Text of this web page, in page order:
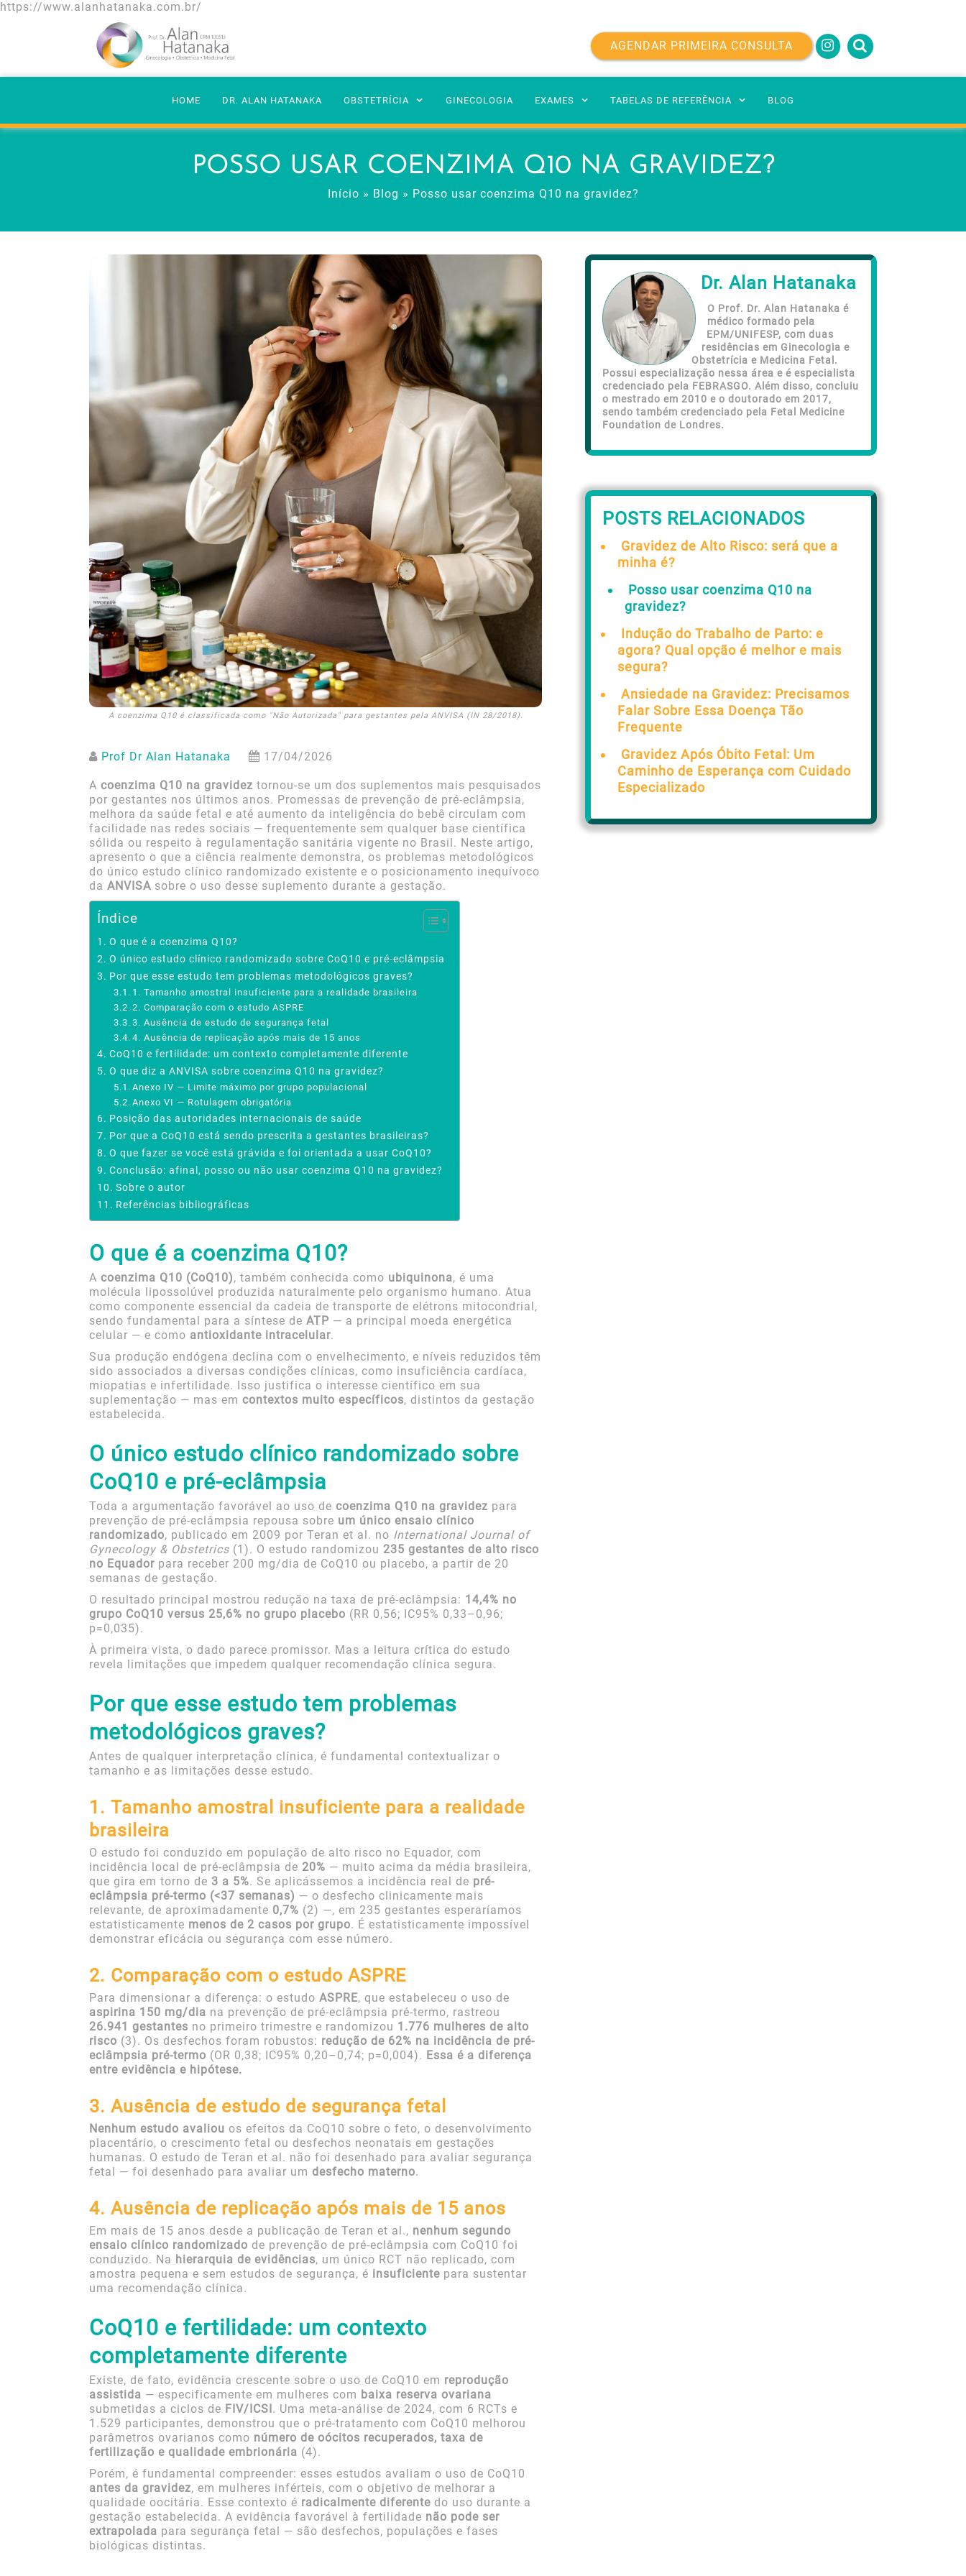
https://www.alanhatanaka.com.br/
AGENDAR PRIMEIRA CONSULTA
HOME DR. ALAN HATANAKA OBSTETRÍCIA GINECOLOGIA EXAMES TABELAS DE REFERÊNCIA BLOG
POSSO USAR COENZIMA Q10 NA GRAVIDEZ?
Início » Blog » Posso usar coenzima Q10 na gravidez?
A coenzima Q10 é classificada como "Não Autorizada" para gestantes pela ANVISA (IN 28/2018).
Prof Dr Alan Hatanaka 17/04/2026
A coenzima Q10 na gravidez tornou-se um dos suplementos mais pesquisados
por gestantes nos últimos anos. Promessas de prevenção de pré-eclâmpsia,
melhora da saúde fetal e até aumento da inteligência do bebê circulam com
facilidade nas redes sociais — frequentemente sem qualquer base científica
sólida ou respeito à regulamentação sanitária vigente no Brasil. Neste artigo,
apresento o que a ciência realmente demonstra, os problemas metodológicos
do único estudo clínico randomizado existente e o posicionamento inequívoco
da ANVISA sobre o uso desse suplemento durante a gestação.
Índice
O que é a coenzima Q10?
O único estudo clínico randomizado sobre CoQ10 e pré-eclâmpsia
Por que esse estudo tem problemas metodológicos graves?
1. Tamanho amostral insuficiente para a realidade brasileira
2. Comparação com o estudo ASPRE
3. Ausência de estudo de segurança fetal
4. Ausência de replicação após mais de 15 anos
CoQ10 e fertilidade: um contexto completamente diferente
O que diz a ANVISA sobre coenzima Q10 na gravidez?
Anexo IV — Limite máximo por grupo populacional
Anexo VI — Rotulagem obrigatória
Posição das autoridades internacionais de saúde
Por que a CoQ10 está sendo prescrita a gestantes brasileiras?
O que fazer se você está grávida e foi orientada a usar CoQ10?
Conclusão: afinal, posso ou não usar coenzima Q10 na gravidez?
Sobre o autor
Referências bibliográficas
O que é a coenzima Q10?
A coenzima Q10 (CoQ10), também conhecida como ubiquinona, é uma
molécula lipossolúvel produzida naturalmente pelo organismo humano. Atua
como componente essencial da cadeia de transporte de elétrons mitocondrial,
sendo fundamental para a síntese de ATP — a principal moeda energética
celular — e como antioxidante intracelular.
Sua produção endógena declina com o envelhecimento, e níveis reduzidos têm
sido associados a diversas condições clínicas, como insuficiência cardíaca,
miopatias e infertilidade. Isso justifica o interesse científico em sua
suplementação — mas em contextos muito específicos, distintos da gestação
estabelecida.
O único estudo clínico randomizado sobre
CoQ10 e pré-eclâmpsia
Toda a argumentação favorável ao uso de coenzima Q10 na gravidez para
prevenção de pré-eclâmpsia repousa sobre um único ensaio clínico
randomizado, publicado em 2009 por Teran et al. no International Journal of
Gynecology & Obstetrics (1). O estudo randomizou 235 gestantes de alto risco
no Equador para receber 200 mg/dia de CoQ10 ou placebo, a partir de 20
semanas de gestação.
O resultado principal mostrou redução na taxa de pré-eclâmpsia: 14,4% no
grupo CoQ10 versus 25,6% no grupo placebo (RR 0,56; IC95% 0,33–0,96;
p=0,035).
À primeira vista, o dado parece promissor. Mas a leitura crítica do estudo
revela limitações que impedem qualquer recomendação clínica segura.
Por que esse estudo tem problemas
metodológicos graves?
Antes de qualquer interpretação clínica, é fundamental contextualizar o
tamanho e as limitações desse estudo.
1. Tamanho amostral insuficiente para a realidade
brasileira
O estudo foi conduzido em população de alto risco no Equador, com
incidência local de pré-eclâmpsia de 20% — muito acima da média brasileira,
que gira em torno de 3 a 5%. Se aplicássemos a incidência real de pré-
eclâmpsia pré-termo (<37 semanas) — o desfecho clinicamente mais
relevante, de aproximadamente 0,7% (2) —, em 235 gestantes esperaríamos
estatisticamente menos de 2 casos por grupo. É estatisticamente impossível
demonstrar eficácia ou segurança com esse número.
2. Comparação com o estudo ASPRE
Para dimensionar a diferença: o estudo ASPRE, que estabeleceu o uso de
aspirina 150 mg/dia na prevenção de pré-eclâmpsia pré-termo, rastreou
26.941 gestantes no primeiro trimestre e randomizou 1.776 mulheres de alto
risco (3). Os desfechos foram robustos: redução de 62% na incidência de pré-
eclâmpsia pré-termo (OR 0,38; IC95% 0,20–0,74; p=0,004). Essa é a diferença
entre evidência e hipótese.
3. Ausência de estudo de segurança fetal
Nenhum estudo avaliou os efeitos da CoQ10 sobre o feto, o desenvolvimento
placentário, o crescimento fetal ou desfechos neonatais em gestações
humanas. O estudo de Teran et al. não foi desenhado para avaliar segurança
fetal — foi desenhado para avaliar um desfecho materno.
4. Ausência de replicação após mais de 15 anos
Em mais de 15 anos desde a publicação de Teran et al., nenhum segundo
ensaio clínico randomizado de prevenção de pré-eclâmpsia com CoQ10 foi
conduzido. Na hierarquia de evidências, um único RCT não replicado, com
amostra pequena e sem estudos de segurança, é insuficiente para sustentar
uma recomendação clínica.
CoQ10 e fertilidade: um contexto
completamente diferente
Existe, de fato, evidência crescente sobre o uso de CoQ10 em reprodução
assistida — especificamente em mulheres com baixa reserva ovariana
submetidas a ciclos de FIV/ICSI. Uma meta-análise de 2024, com 6 RCTs e
1.529 participantes, demonstrou que o pré-tratamento com CoQ10 melhorou
parâmetros ovarianos como número de oócitos recuperados, taxa de
fertilização e qualidade embrionária (4).
Porém, é fundamental compreender: esses estudos avaliam o uso de CoQ10
antes da gravidez, em mulheres inférteis, com o objetivo de melhorar a
qualidade oocitária. Esse contexto é radicalmente diferente do uso durante a
gestação estabelecida. A evidência favorável à fertilidade não pode ser
extrapolada para segurança fetal — são desfechos, populações e fases
biológicas distintas.
Dr. Alan Hatanaka
O Prof. Dr. Alan Hatanaka é
médico formado pela
EPM/UNIFESP, com duas
residências em Ginecologia e
Obstetrícia e Medicina Fetal.
Possui especialização nessa área e é especialista
credenciado pela FEBRASGO. Além disso, concluiu
o mestrado em 2010 e o doutorado em 2017,
sendo também credenciado pela Fetal Medicine
Foundation de Londres.
POSTS RELACIONADOS
Gravidez de Alto Risco: será que a
minha é?
Posso usar coenzima Q10 na
gravidez?
Indução do Trabalho de Parto: e
agora? Qual opção é melhor e mais
segura?
Ansiedade na Gravidez: Precisamos
Falar Sobre Essa Doença Tão
Frequente
Gravidez Após Óbito Fetal: Um
Caminho de Esperança com Cuidado
Especializado